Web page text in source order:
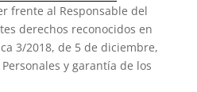
frente al Responsable del
derechos reconocidos en
3/2018, de 5 de diciembre,
y garantía de los